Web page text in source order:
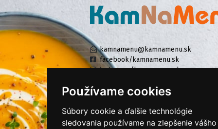
Používame cookies
Súbory cookie a ďalšie technológie
sledovania používame na zlepšenie vášho
kamnamenu@kamnamenu.sk
facebook/kamnamenu.sk
instagram/kamnamenu.sk
KONTAKTUJTE NÁS